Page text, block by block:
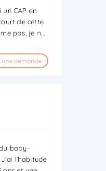
CAP en
de cette
pas, je n...
une demande
baby-
l’habitude